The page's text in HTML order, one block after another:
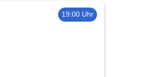
19:00 Uhr